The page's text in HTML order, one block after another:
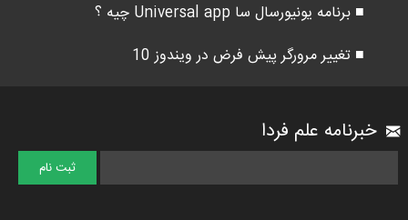
■ برنامه یونیورسال سا Universal app چیه ؟
■ تغییر مرورگر پیش فرض در ویندوز 10
خبرنامه علم فردا